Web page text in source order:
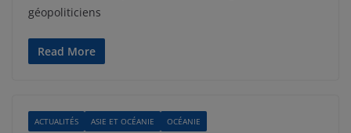
géopoliticiens
Read More
ACTUALITÉS ASIE ET OCÉANIE OCÉANIE